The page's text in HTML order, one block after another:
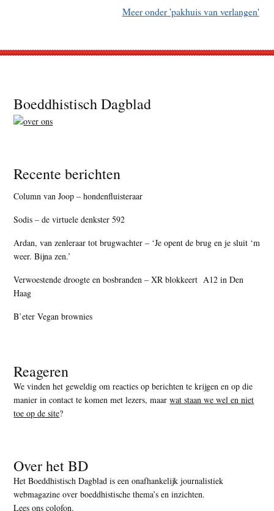
Meer onder 'pakhuis van verlangen'
Footer
Boeddhistisch Dagblad
Recente berichten
Column van Joop – hondenfluisteraar
Sodis – de virtuele denkster 592
Ardan, van zenleraar tot brugwachter – ‘Je opent de brug en je sluit ‘m
weer. Bijna zen.’
Verwoestende droogte en bosbranden – XR blokkeert A12 in Den
Haag
B’eter Vegan brownies
Reageren
We vinden het geweldig om reacties op berichten te krijgen en op die
manier in contact te komen met lezers, maarwat staan we wel en niet
toe op de site?
Over het BD
Het Boeddhistisch Dagblad is een onafhankelijk journalistiek
webmagazine over boeddhistische thema’s en inzichten.
Lees ons colofon.